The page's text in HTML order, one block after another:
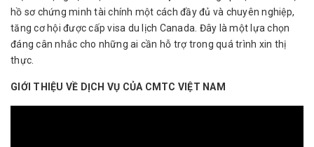
hồ sơ chứng minh tài chính một cách đầy đủ và chuyên nghiệp,
tăng cơ hội được cấp visa du lịch Canada. Đây là một lựa chọn
đáng cân nhắc cho những ai cần hỗ trợ trong quá trình xin thị
thực.
GIỚI THIỆU VỀ DỊCH VỤ CỦA CMTC VIỆT NAM